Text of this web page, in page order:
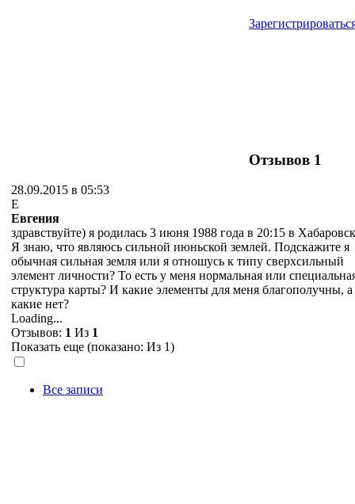
Отзывов 1
28.09.2015 в 05:53
Е
Евгения
здравствуйте) я родилась 3 июня 1988 года в 20:15 в
Я знаю, что являюсь сильной июньской землей. Подскажите я
обычная сильная земля или я отношусь к типу сверхсильный
элемент личности? То есть у меня нормальная или
структура карты? И какие элементы для меня благополучны, а
какие нет?
Loading...
Отзывов: 1 Из 1
Показать еще (показано: Из 1)
Все записи